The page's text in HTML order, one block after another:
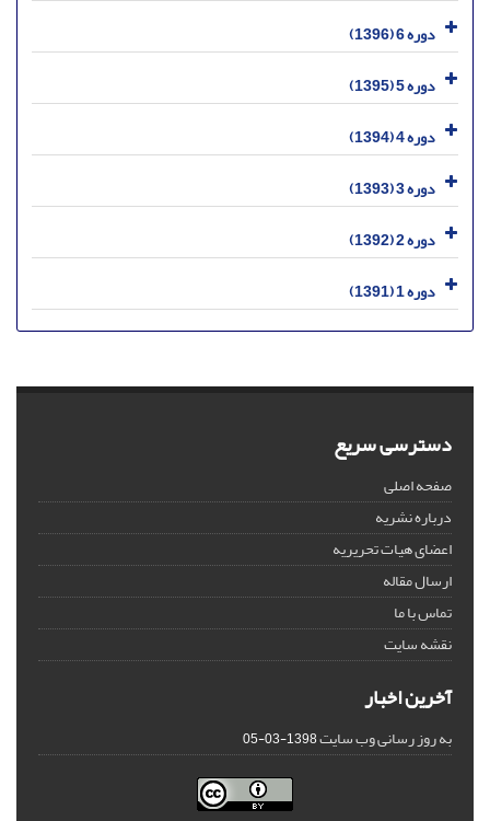
دوره 6 (1396)
دوره 5 (1395)
دوره 4 (1394)
دوره 3 (1393)
دوره 2 (1392)
دوره 1 (1391)
دسترسی سریع
صفحه اصلی
درباره نشریه
اعضای هیات تحریریه
ارسال مقاله
تماس با ما
نقشه سایت
آخرین اخبار
به روز رسانی وب سایت1398-03-05